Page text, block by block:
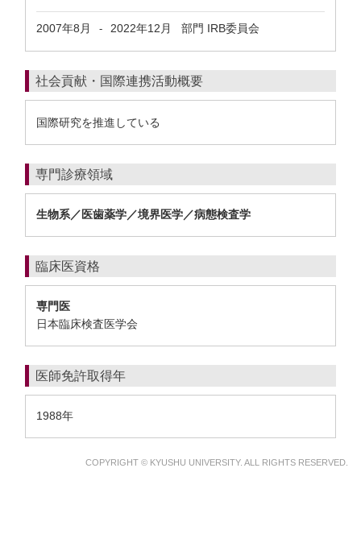
2007年8月 - 2022年12月 部門 IRB委員会
社会貢献・国際連携活動概要
国際研究を推進している
専門診療領域
生物系／医歯薬学／境界医学／病態検査学
臨床医資格
専門医
日本臨床検査医学会
医師免許取得年
1988年
COPYRIGHT © KYUSHU UNIVERSITY. ALL RIGHTS RESERVED.